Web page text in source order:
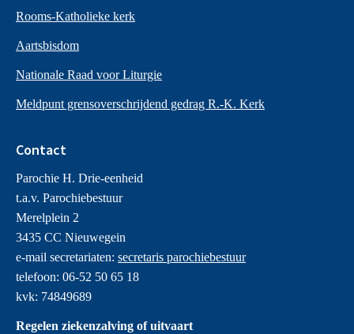
Rooms-Katholieke kerk
Aartsbisdom
Nationale Raad voor Liturgie
Meldpunt grensoverschrijdend gedrag R.-K. Kerk
Contact
Parochie H. Drie-eenheid
t.a.v. Parochiebestuur
Merelplein 2
3435 CC Nieuwegein
e-mail secretariaten: secretaris parochiebestuur
telefoon: 06-52 50 65 18
kvk: 74849689
Regelen ziekenzalving of uitvaart